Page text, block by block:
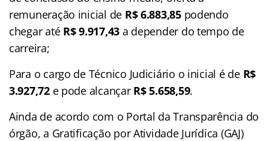
remuneração inicial de R$ 6.883,85podendo
chegar até R$ 9.917,43 a depender do tempo de
carreira;
Para o cargo de Técnico Judiciário o inicial é de R$
3.927,72e pode alcançar R$ 5.658,59.
Ainda de acordo com o Portal da Transparência do
órgão, a Gratificação por Atividade Jurídica (GAJ)